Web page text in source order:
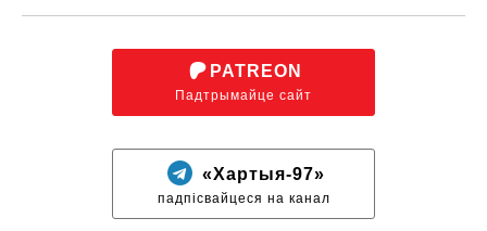
PATREON
Падтрымайце сайт
«Хартыя-97»
падпісвайцеся на канал